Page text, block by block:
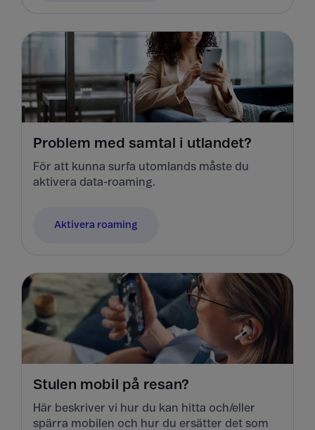
Problem med samtal i utlandet?
För att kunna surfa utomlands måste du
aktivera data-roaming.
Aktivera roaming
Stulen mobil på resan?
Här beskriver vi hur du kan hitta och/eller
spärra mobilen och hur du ersätter det som